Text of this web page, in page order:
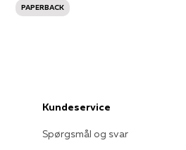
PAPERBACK
Kundeservice
Spørgsmål og svar